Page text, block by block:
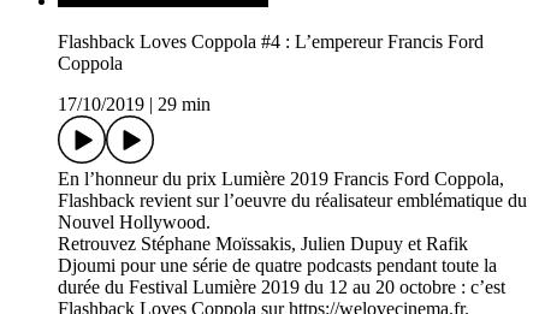
Flashback Loves Coppola #4 : L’empereur Francis Ford
Coppola
17/10/2019
29 min
En l’honneur du prix Lumière 2019 Francis Ford Coppola,
Flashback revient sur l’oeuvre du réalisateur emblématique du
Nouvel Hollywood.
Retrouvez Stéphane Moïssakis, Julien Dupuy et Rafik
Djoumi pour une série de quatre podcasts pendant toute la
durée du Festival Lumière 2019 du 12 au 20 octobre : c’est
Flashback Loves Coppola sur https://welovecinema.fr.